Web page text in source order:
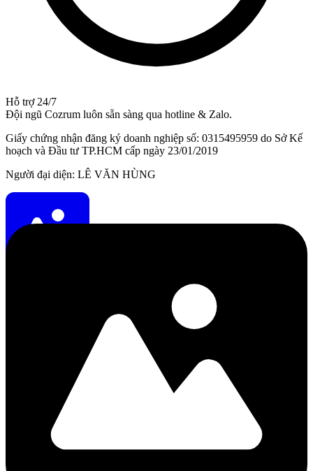
Hỗ trợ 24/7
Đội ngũ Cozrum luôn sẵn sàng qua hotline & Zalo.
Giấy chứng nhận đăng ký doanh nghiệp số: 0315495959 do Sở Kế
hoạch và Đầu tư TP.HCM cấp ngày 23/01/2019
Người đại diện: LÊ VĂN HÙNG